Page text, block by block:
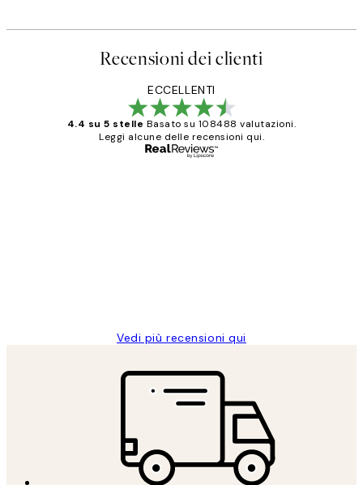
Recensioni dei clienti
ECCELLENTI
4.4 su 5 stelle Basato su 108488 valutazioni.
Leggi alcune delle recensioni qui.
Vedi più recensioni qui